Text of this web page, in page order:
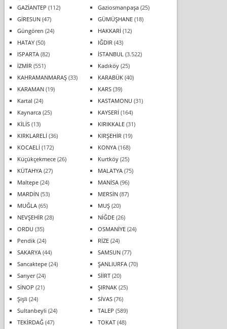
GAZİANTEP (112) Gaziosmanpaşa(25)
GİRESUN(47) GÜMÜŞHANE(18)
Güngören (24) HAKKARİ (12)
HATAY(50) IĞDIR (43)
ISPARTA(82) İSTANBUL (3.522)
İZMİR (551) Kadıköy(25)
KAHRAMANMARAŞ(33) KARABÜK(40)
KARAMAN(19) KARS(39)
Kartal (24) KASTAMONU (31)
Kaynarca(25) KAYSERİ (164)
KİLİS(13) KIRIKKALE(31)
KIRKLARELİ (36) KIRŞEHİR (19)
KOCAELİ (172) KONYA(168)
Küçükçekmece(26) Kurtköy(25)
KÜTAHYA(27) MALATYA(75)
Maltepe(24) MANİSA(96)
MARDİN(53) MERSİN(87)
MUĞLA(65) MUŞ(20)
NEVŞEHİR (28) NİĞDE(26)
ORDU (35) OSMANİYE(24)
Pendik(24) RİZE(24)
SAKARYA(44) SAMSUN(77)
Sancaktepe(24) ŞANLIURFA(70)
Sarıyer(24) SİİRT(20)
SİNOP (21) ŞIRNAK(25)
Şişli (24) SİVAS(76)
Sultanbeyli (24) TALEP (589)
TEKİRDAĞ(47) TOKAT(48)